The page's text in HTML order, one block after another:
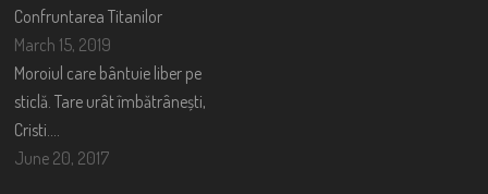
Confruntarea Titanilor
March 15, 2019
Moroiul care bântuie liber pe
sticlă. Tare urât îmbătrânești,
Cristi….
June 20, 2017